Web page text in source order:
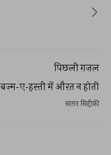
पिछली ग़ज़ल
ए-हस्ती में औरत न होती
साग़र सिद्दीक़ी